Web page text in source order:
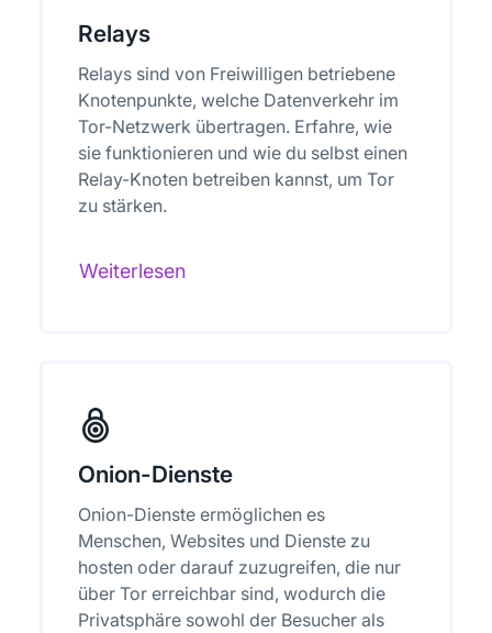
Relays
Relays sind von Freiwilligen betriebene
Knotenpunkte, welche Datenverkehr im
Tor-Netzwerk übertragen. Erfahre, wie
sie funktionieren und wie du selbst einen
Relay-Knoten betreiben kannst, um Tor
zu stärken.
Weiterlesen
Onion-Dienste
Onion-Dienste ermöglichen es
Menschen, Websites und Dienste zu
hosten oder darauf zuzugreifen, die nur
über Tor erreichbar sind, wodurch die
Privatsphäre sowohl der Besucher als